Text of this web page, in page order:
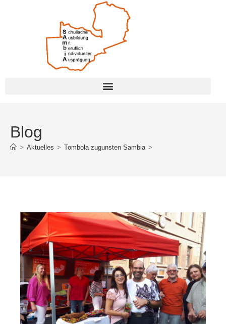
Blog
> Aktuelles > Tombola zugunsten Sambia >